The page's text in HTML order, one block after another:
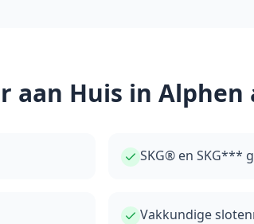
aan Huis in Alphen
SKG® en SKG***
Vakkundige